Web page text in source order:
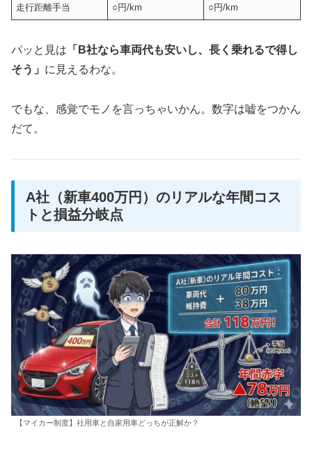
走行距離手当 ○円/km ○円/km
パッと見は 「B社なら車両代も安いし、長く乗れるで得し
そう」 に見えるわな。
でもな、感覚でモノを言っちゃいかん。数字は嘘をつかん
だて。
A社（新車400万円）のリアルな年間コス
トと損益分岐点
【マイカー制度】社用車と自家用車どっちが正解か？